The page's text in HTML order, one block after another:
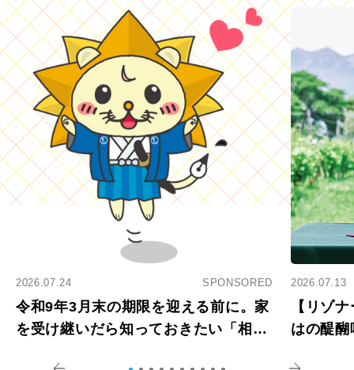
2026.07.24 SPONSORED
令和9年3月末の期限を迎える前に。家
を受け継いだら知っておきたい「相続
2026.07.13
【リゾ
はの醍